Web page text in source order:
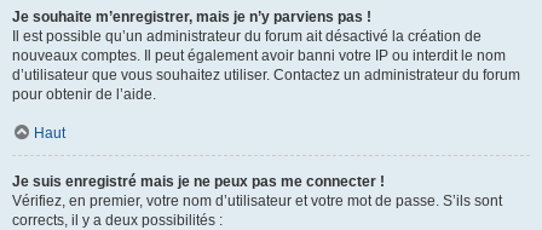
Je souhaite m’enregistrer, mais je n’y parviens pas !
Il est possible qu’un administrateur du forum ait désactivé la création de
nouveaux comptes. Il peut également avoir banni votre IP ou interdit le nom
d’utilisateur que vous souhaitez utiliser. Contactez un administrateur du forum
pour obtenir de l’aide.
Haut
Je suis enregistré mais je ne peux pas me connecter !
Vérifiez, en premier, votre nom d’utilisateur et votre mot de passe. S’ils sont
corrects, il y a deux possibilités :